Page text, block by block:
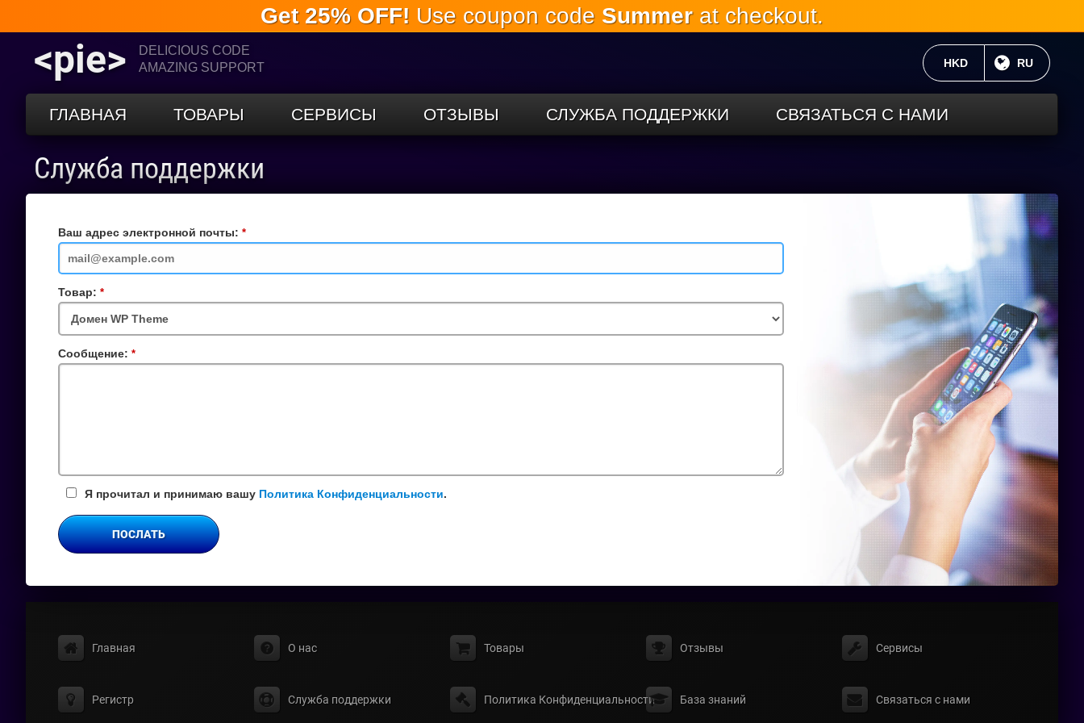
Перейти к
основному
Get 25% OFF! Use coupon code Summerat checkout.
<pie>
DELICIOUS CODE
AMAZING SUPPORT
ТЕКУЩИЙ
RU
ТЕКУЩАЯ ВАЛЮТА:
HKD
ГЛАВНАЯ ТОВАРЫ СЕРВИСЫ ОТЗЫВЫ СЛУЖБА ПОДДЕРЖКИ СВЯЗАТЬСЯ С НАМИ
Служба поддержки
Ваш адрес электронной почты:
поле
Товар:
поле
Сообщение:
поле
Я прочитал и принимаю вашу Политика Конфиденциальности.
ПОСЛАТЬ
Главная О нас Товары Отзывы Сервисы
Регистр Служба поддержки Политика Конфиденциальности База знаний Связаться с нами